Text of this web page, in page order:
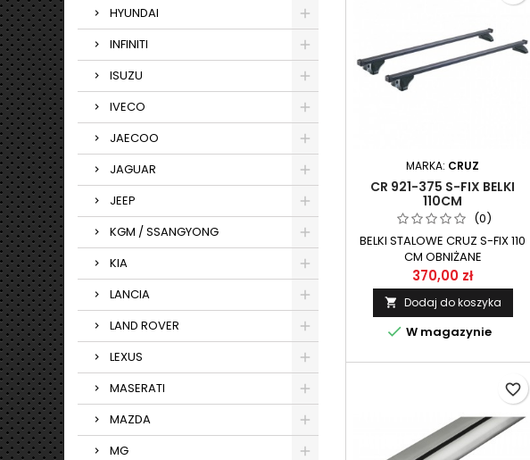
HYUNDAI
INFINITI
ISUZU
IVECO
JAECOO
JAGUAR
JEEP
KGM / SSANGYONG
KIA
LANCIA
LAND ROVER
LEXUS
MASERATI
MAZDA
MG
MARKA: CRUZ
CR 921-375 S-FIX BELKI
110CM
(0)
BELKI STALOWE CRUZ S-FIX 110
CM OBNIŻANE
370,00 zł
 Dodaj do koszyka
 W magazynie
favorite_border